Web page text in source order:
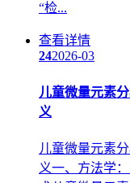
“检...
查看详情
242026-03
儿童微量元素
义
儿童微量元素
义一、方法学